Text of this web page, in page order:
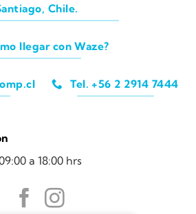
Chile.
llegar con Waze?
Tel. +56 2 2914 7444
a 18:00 hrs